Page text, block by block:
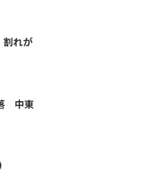
割れが
中東